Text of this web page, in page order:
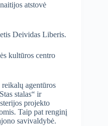
atstovė
Deividas Liberis.
kultūros centro
agentūros
stalas“ ir
projekto
Taip pat renginį
savivaldybė.